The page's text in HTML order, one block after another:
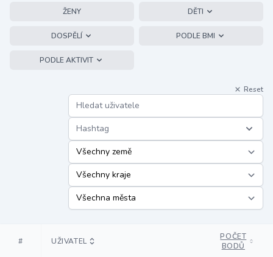
ŽENY DĚTI
DOSPĚLÍ PODLE BMI
PODLE AKTIVIT
Reset
Hashtag
# UŽIVATEL
POČET
BODŮ